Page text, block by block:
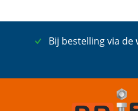
Bij bestelling via de